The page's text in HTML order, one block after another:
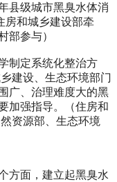
县级城市黑臭水体消
房和城乡建设部牵
部参与）
制定系统化整治方
建设、生态环境部门
广、治理难度大的黑
加强指导。（住房和
资源部、生态环境
方面，建立起黑臭水